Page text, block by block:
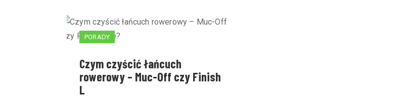
PORADY
Czym czyścić łańcuch
rowerowy – Muc-Off czy Finish
L